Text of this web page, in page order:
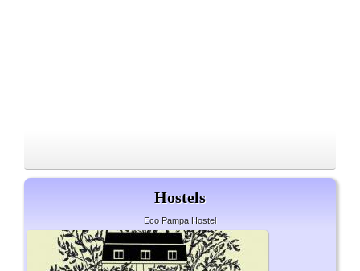
Hostels
Eco Pampa Hostel